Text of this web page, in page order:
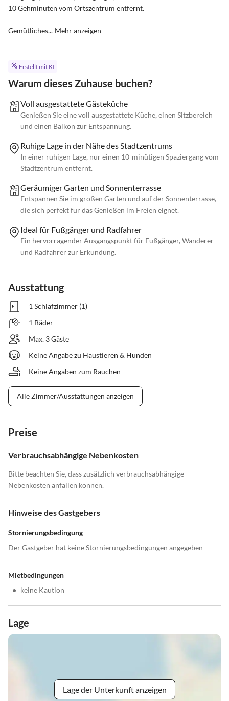
10 Gehminuten vom Ortszentrum entfernt.
Gemütliches... Mehr anzeigen
Erstellt mit KI
Warum dieses Zuhause buchen?
Voll ausgestattete Gästeküche
Genießen Sie eine voll ausgestattete Küche, einen Sitzbereich
und einen Balkon zur Entspannung.
Ruhige Lage in der Nähe des Stadtzentrums
In einer ruhigen Lage, nur einen 10-minütigen Spaziergang vom
Stadtzentrum entfernt.
Geräumiger Garten und Sonnenterrasse
Entspannen Sie im großen Garten und auf der Sonnenterrasse,
die sich perfekt für das Genießen im Freien eignet.
Ideal für Fußgänger und Radfahrer
Ein hervorragender Ausgangspunkt für Fußgänger, Wanderer
und Radfahrer zur Erkundung.
Ausstattung
1 Schlafzimmer (1)
1 Bäder
Max. 3 Gäste
Keine Angabe zu Haustieren & Hunden
Keine Angaben zum Rauchen
Alle Zimmer/Ausstattungen anzeigen
Preise
Verbrauchsabhängige Nebenkosten
Bitte beachten Sie, dass zusätzlich verbrauchsabhängige
Nebenkosten anfallen können.
Hinweise des Gastgebers
Stornierungsbedingung
Der Gastgeber hat keine Stornierungsbedingungen angegeben
Mietbedingungen
• keine Kaution
Lage
Lage der Unterkunft anzeigen